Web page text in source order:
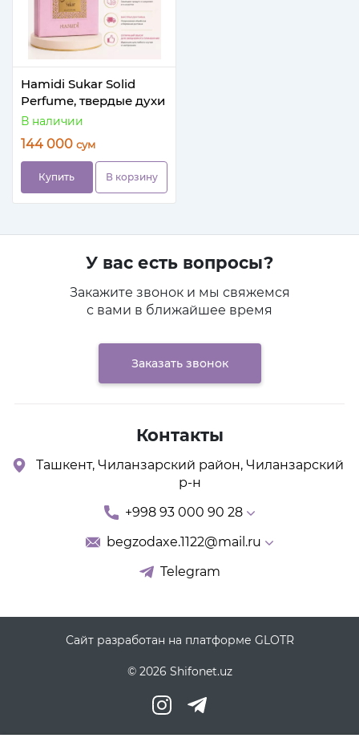
Hamidi Sukar Solid
Perfume, твердые духи
В наличии
144 000 сум
Купить В корзину
У вас есть вопросы?
Закажите звонок и мы свяжемся
с вами в ближайшее время
Заказать звонок
Контакты
Ташкент, Чиланзарский район, Чиланзарский
р-н
+998 93 000 90 28
begzodaxe.1122@mail.ru
Telegram
Сайт разработан на платформе GLOTR
© 2026 Shifonet.uz